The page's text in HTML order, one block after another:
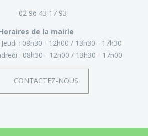
02 96 43 17 93
Horaires de la mairie
: 08h30 - 12h00
13h30 - 17h30
: 08h30 - 12h00 13h30 - 17h00
CONTACTEZ-NOUS